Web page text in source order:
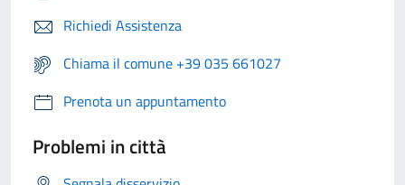
Richiedi Assistenza
Chiama il comune +39 035 661027
Prenota un appuntamento
Problemi in città